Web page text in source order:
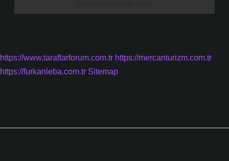
https://www.taraftarforum.com.tr https://mercanturizm.com.tr
https://furkanleba.com.tr Sitemap